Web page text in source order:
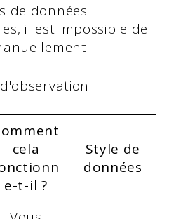
de données
il est impossible de
cela
e-t-il ?
Style de
données